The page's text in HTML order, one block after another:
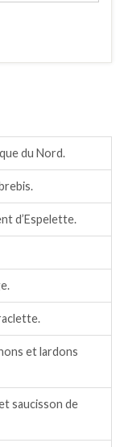
du Nord.
d’Espelette.
et lardons
saucisson de